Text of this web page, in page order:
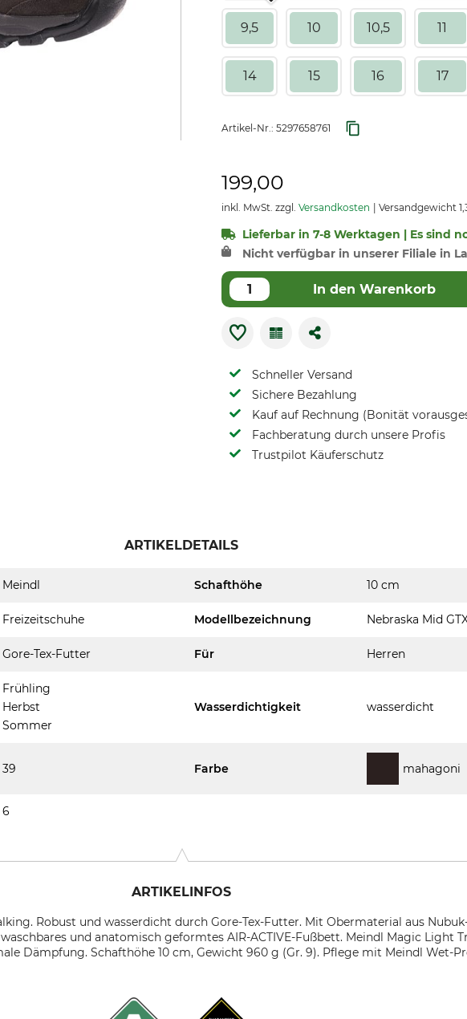
9,5 10 10,5 11
14 15 16 17
Artikel-Nr.: 5297658761
199,00
inkl. MwSt. zzgl. Versandkosten Versandgewicht
Lieferbar in 7-8 Werktagen | Es sind
Nicht verfügbar in unserer Filiale in
In den Warenkorb
Schneller Versand
Sichere Bezahlung
Kauf auf Rechnung (Bonität
Fachberatung durch unsere Profis
Trustpilot Käuferschutz
ARTIKELDETAILS
Meindl Schafthöhe 10 cm
Freizeitschuhe Modellbezeichnung Nebraska Mid
Gore-Tex-Futter Für Herren
Frühling
Herbst
Sommer
Wasserdichtigkeit wasserdicht
39 Farbe mahagoni
6
ARTIKELINFOS
Robust und wasserdicht durch Gore-Tex-Futter. Mit Obermaterial aus
und anatomisch geformtes AIR-ACTIVE-Fußbett. Meindl Magic Light
Dämpfung. Schafthöhe 10 cm, Gewicht 960 g (Gr. 9). Pflege mit Meindl Wet-